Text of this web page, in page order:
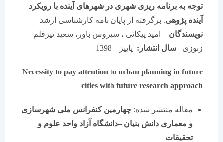
توجه به برنامه ریزی شهری در شهرهای آینده با رویکرد
آینده پژوهی. برگرفته از پایان نامه کارشناسی ارشد
نویسندگان– امید پیکانی ، سیروس باور، سعید تیزقلم
زنوزیسال انتشار:پاییز – 1398
Necessity to pay attention to urban planning in future
cities with future research approach
مقاله منتشر شده: چهارمین کنفرانس ملی شهرسازی
و معماری دانش بنیان –دانشگاه آزاد واحد علوم و
تحقیقات